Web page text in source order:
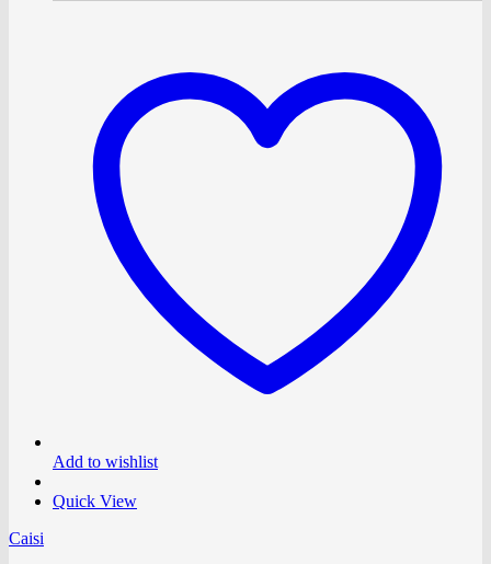
Add to wishlist
Quick View
Caisi